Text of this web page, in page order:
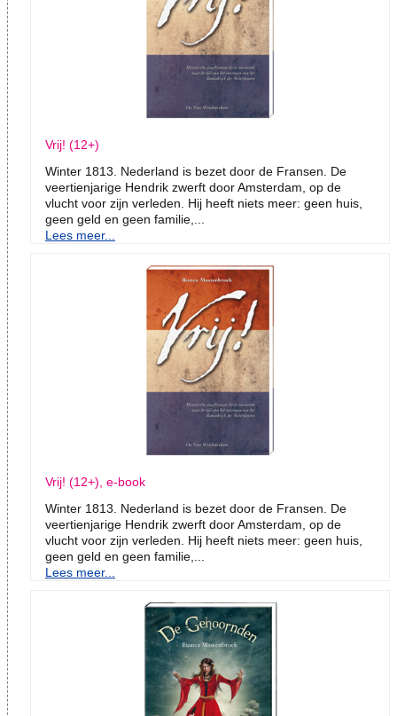
Vrij! (12+)
Winter 1813. Nederland is bezet door de Fransen. De
veertienjarige Hendrik zwerft door Amsterdam, op de
vlucht voor zijn verleden. Hij heeft niets meer: geen huis,
geen geld en geen familie,...
Lees meer...
Vrij! (12+), e-book
Winter 1813. Nederland is bezet door de Fransen. De
veertienjarige Hendrik zwerft door Amsterdam, op de
vlucht voor zijn verleden. Hij heeft niets meer: geen huis,
geen geld en geen familie,...
Lees meer...